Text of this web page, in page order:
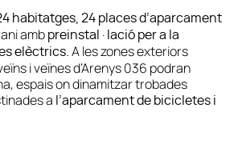
habitatges, 24 places d’aparcament
amb preinstal·lació per a la
elèctrics. A les zones exteriors
i veïnes d’Arenys 036 podran
espais on dinamitzar trobades
a l’aparcament de bicicletes i